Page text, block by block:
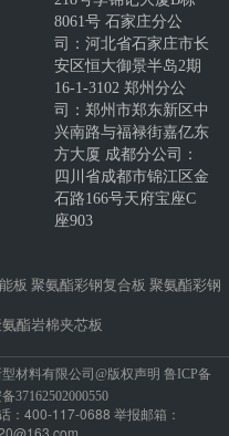
8061号 石家庄分公
司：河北省石家庄市长
安区恒大御景半岛2期
16-1-3102 郑州分公
司：郑州市郑东新区中
兴南路与福禄街嘉亿东
方大厦 成都分公司：
四川省成都市锦江区金
石路166号天府宝座C
座903
板 聚氨酯彩钢复合板 聚氨酯彩钢
酯岩棉夹芯板
材料有限公司@版权声明 鲁ICP备
37162502000550
：400-117-0688 举报邮箱：